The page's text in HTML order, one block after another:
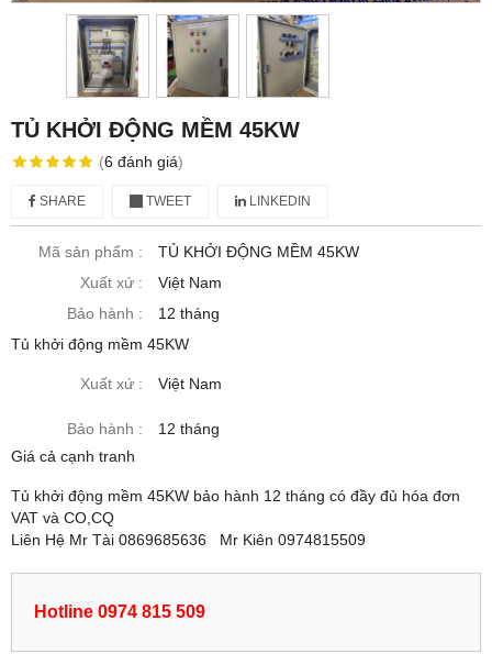
TỦ KHỞI ĐỘNG MỀM 45KW
(6 đánh giá)
SHARE TWEET LINKEDIN
Mã sản phẩm :
TỦ KHỞI ĐỘNG MỀM 45KW
Xuất xứ :
Việt Nam
Bảo hành :
12 tháng
Tủ khởi động mềm 45KW
Xuất xứ : Việt Nam
Bảo hành :
12 tháng
Giá cả cạnh tranh
Tủ khởi động mềm 45KW bảo hành 12 tháng có đầy đủ hóa đơn
VAT và CO,CQ
Liên Hệ Mr Tài 0869685636 Mr Kiên 0974815509
Hotline 0974 815 509